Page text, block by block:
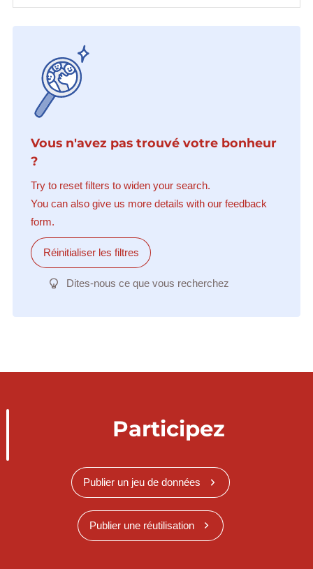
Vous n'avez pas trouvé votre bonheur
?
Try to reset filters to widen your search.
You can also give us more details with our feedback
form.
Réinitialiser les filtres
Dites-nous ce que vous recherchez
Participez
Publier un jeu de données
Publier une réutilisation